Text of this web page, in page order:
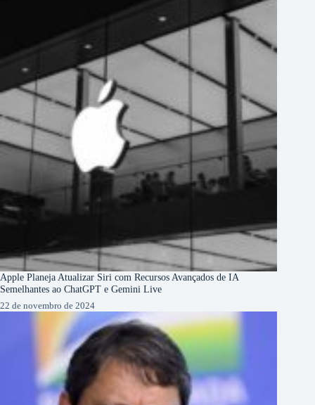
Apple Planeja Atualizar Siri com Recursos Avançados de IA
Semelhantes ao ChatGPT e Gemini Live
22 de novembro de 2024